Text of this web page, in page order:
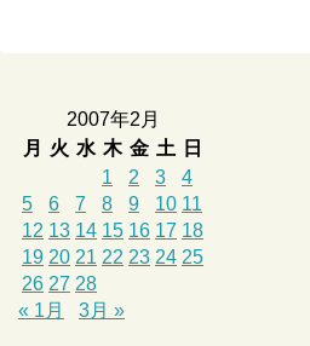
2007年2月
月
火 水 木 金 土
日
1
2 3
4
5
6 7 8 9 10 11
12 13 14 15 16 17 18
19 20 21 22 23 24 25
26 27 28
« 1月
3月 »